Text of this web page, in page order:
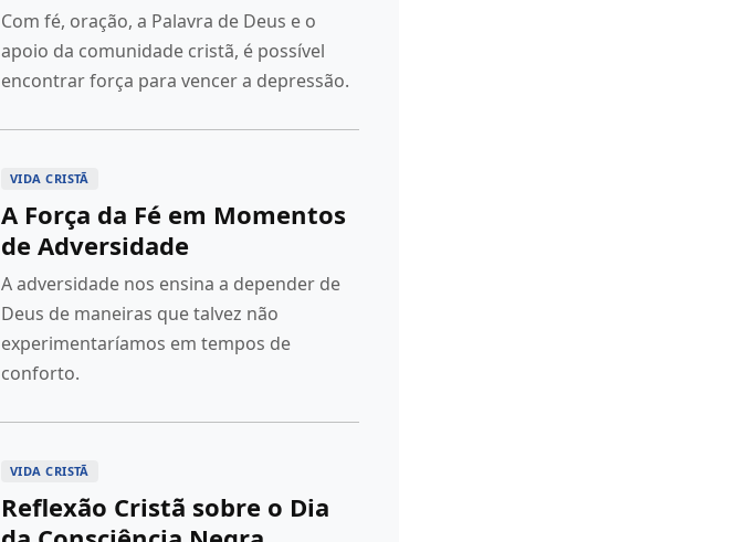
Com fé, oração, a Palavra de Deus e o
apoio da comunidade cristã, é possível
encontrar força para vencer a depressão.
VIDA CRISTÃ
A Força da Fé em Momentos
de Adversidade
A adversidade nos ensina a depender de
Deus de maneiras que talvez não
experimentaríamos em tempos de
conforto.
VIDA CRISTÃ
Reflexão Cristã sobre o Dia